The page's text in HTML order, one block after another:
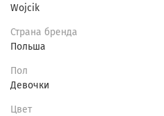
Wojcik
Страна бренда
Польша
Пол
Девочки
Цвет